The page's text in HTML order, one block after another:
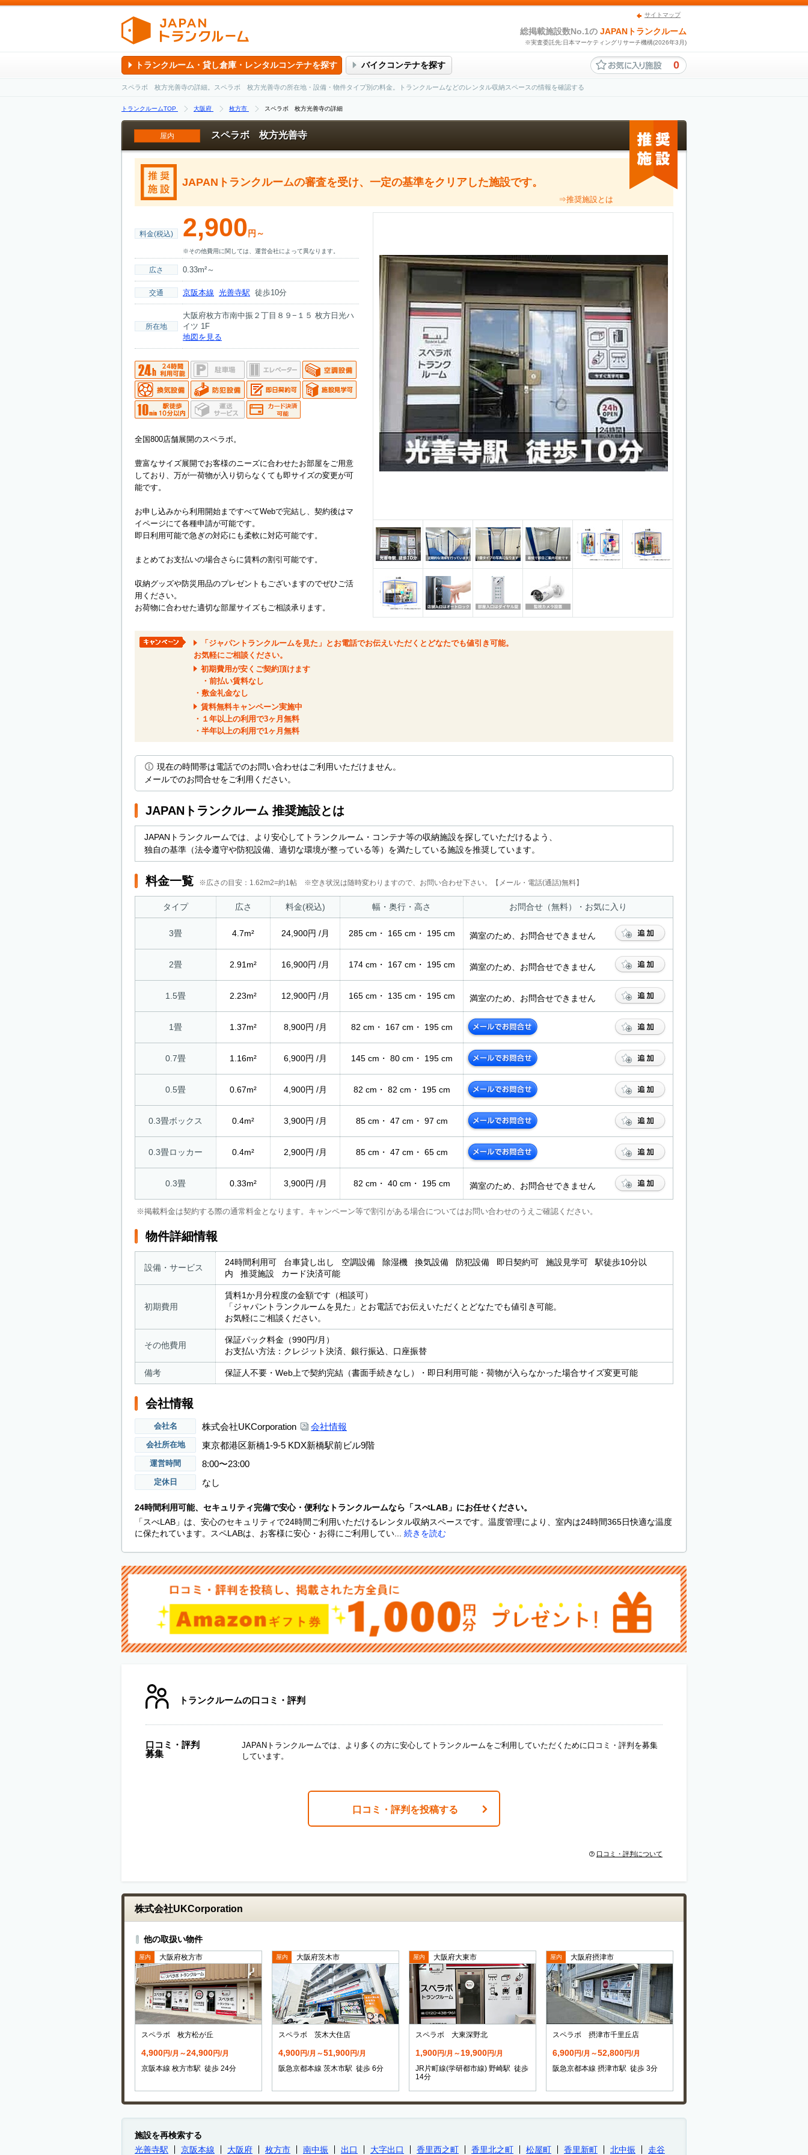
サイトマップ
総掲載施設数No.1の JAPANトランクルーム
※実査委託先:日本マーケティングリサーチ機構(2026年3月)
トランクルーム・貸し倉庫・レンタルコンテナを探す バイクコンテナを探す 0
スペラボ 枚方光善寺の詳細。スペラボ 枚方光善寺の所在地・設備・物件タイプ別の料金。トランクルームなどのレンタル収納スペースの情報を確認する
トランクルームTOP 大阪府 枚方市 スペラボ 枚方光善寺の詳細
屋内 スペラボ 枚方光善寺
JAPANトランクルームの審査を受け、一定の基準をクリアした施設です。
⇒推奨施設とは
料金(税込) 2,900 円～
※その他費用に関しては、運営会社によって異なります。
広さ 0.33m²～
交通 京阪本線 光善寺駅 徒歩10分
所在地
大阪府枚方市南中振２丁目８９−１５ 枚方日光ハ
イツ 1F
地図を見る
全国800店舗展開のスペラボ。
豊富なサイズ展開でお客様のニーズに合わせたお部屋をご用意
しており、万が一荷物が入り切らなくても即サイズの変更が可
能です。
お申し込みから利用開始まですべてWebで完結し、契約後はマ
イページにて各種申請が可能です。
即日利用可能で急ぎの対応にも柔軟に対応可能です。
まとめてお支払いの場合さらに賃料の割引可能です。
収納グッズや防災用品のプレゼントもございますのでぜひご活
用ください。
お荷物に合わせた適切な部屋サイズもご相談承ります。
「ジャパントランクルームを見た」とお電話でお伝えいただくとどなたでも値引き可能。
お気軽にご相談ください。
初期費用が安くご契約頂けます
・前払い賃料なし
・敷金礼金なし
賃料無料キャンペーン実施中
・１年以上の利用で3ヶ月無料
・半年以上の利用で1ヶ月無料
現在の時間帯は電話でのお問い合わせはご利用いただけません。
メールでのお問合せをご利用ください。
JAPANトランクルーム 推奨施設とは
JAPANトランクルームでは、より安心してトランクルーム・コンテナ等の収納施設を探していただけるよう、
独自の基準（法令遵守や防犯設備、適切な環境が整っている等）を満たしている施設を推奨しています。
料金一覧 ※広さの目安：1.62m2=約1帖 ※空き状況は随時変わりますので、お問い合わせ下さい。【メール・電話(通話)無料】
タイプ 広さ 料金(税込) 幅・奥行・高さ お問合せ（無料）・お気に入り
3畳 4.7m² 24,900円 /月 285 cm・ 165 cm・ 195 cm 満室のため、お問合せできません
2畳 2.91m² 16,900円 /月 174 cm・ 167 cm・ 195 cm 満室のため、お問合せできません
1.5畳 2.23m² 12,900円 /月 165 cm・ 135 cm・ 195 cm 満室のため、お問合せできません
1畳 1.37m² 8,900円 /月 82 cm・ 167 cm・ 195 cm
0.7畳 1.16m² 6,900円 /月 145 cm・ 80 cm・ 195 cm
0.5畳 0.67m² 4,900円 /月 82 cm・ 82 cm・ 195 cm
0.3畳ボックス 0.4m² 3,900円 /月 85 cm・ 47 cm・ 97 cm
0.3畳ロッカー 0.4m² 2,900円 /月 85 cm・ 47 cm・ 65 cm
0.3畳 0.33m² 3,900円 /月 82 cm・ 40 cm・ 195 cm 満室のため、お問合せできません
※掲載料金は契約する際の通常料金となります。キャンペーン等で割引がある場合についてはお問い合わせのうえご確認ください。
物件詳細情報
設備・サービス
24時間利用可 台車貸し出し 空調設備 除湿機 換気設備 防犯設備 即日契約可 施設見学可 駅徒歩10分以
内 推奨施設 カード決済可能
初期費用
賃料1か月分程度の金額です（相談可）
「ジャパントランクルームを見た」とお電話でお伝えいただくとどなたでも値引き可能。
お気軽にご相談ください。
その他費用
保証パック料金（990円/月）
お支払い方法：クレジット決済、銀行振込、口座振替
備考 保証人不要・Web上で契約完結（書面手続きなし）・即日利用可能・荷物が入らなかった場合サイズ変更可能
会社情報
会社名 株式会社UKCorporation 会社情報
会社所在地 東京都港区新橋1-9-5 KDX新橋駅前ビル9階
運営時間 8:00〜23:00
定休日 なし
24時間利用可能、セキュリティ完備で安心・便利なトランクルームなら「スぺLAB」にお任せください。
「スぺLAB」は、安心のセキュリティで24時間ご利用いただけるレンタル収納スペースです。温度管理により、室内は24時間365日快適な温度
に保たれています。スペLABは、お客様に安心・お得にご利用してい...
続きを読む
トランクルームの口コミ・評判
口コミ・評判
募集
JAPANトランクルームでは、より多くの方に安心してトランクルームをご利用していただくために口コミ・評判を募集
しています。
口コミ・評判を投稿する
口コミ・評判について
株式会社UKCorporation
他の取扱い物件
屋内 大阪府枚方市
スペラボ 枚方松が丘
4,900円/月～24,900円/月
京阪本線 枚方市駅 徒歩 24分
屋内 大阪府茨木市
スペラボ 茨木大住店
4,900円/月～51,900円/月
阪急京都本線 茨木市駅 徒歩 6分
屋内 大阪府大東市
スペラボ 大東深野北
1,900円/月～ 19,900円/月
JR片町線(学研都市線) 野崎駅 徒歩
14分
屋内 大阪府摂津市
スペラボ 摂津市千里丘店
6,900円/月～52,800円/月
阪急京都本線 摂津市駅 徒歩 3分
施設を再検索する
光善寺駅
京阪本線 大阪府 枚方市 南中振 出口 大字出口 香里西之町 香里北之町 松屋町 香里新町 北中振 走谷